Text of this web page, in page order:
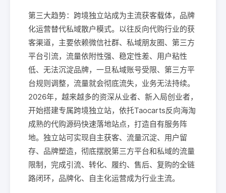
第三大趋势：跨境独立站成为主流获客载体，品牌
化运营替代私域散户模式。以往反向代购行业的获
客渠道，主要依赖微信社群、私域朋友圈、第三方
平台引流，流量依附性强、稳定性差、用户粘性
低、无法沉淀品牌，一旦私域账号受限、第三方平
台规则调整，流量就会彻底流失，业务无法持续。
2026年，越来越多的资深从业者、新入局创业者，
开始搭建专属跨境独立站，依托Taocarts反向海淘
成熟的代购源码快速落地站点，打造自有服务阵
地。独立站可实现自主获客、流量沉淀、用户留
存、品牌塑造，彻底摆脱第三方平台和私域的流量
限制，完成引流、转化、履约、售后、复购的全链
路闭环，品牌化、自主化运营成为行业主流。